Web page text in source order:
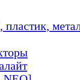
пластик,